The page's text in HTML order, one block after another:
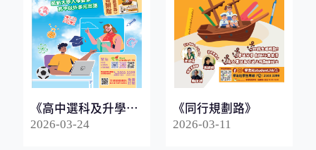
《高中選科及升學指
南2026》
2026-03-24
《同行規劃路》
2026-03-11